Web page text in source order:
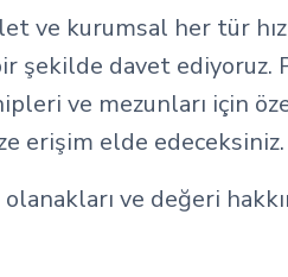
ve kurumsal her tür
şekilde davet ediyoruz.
ve mezunları için
erişim elde edeceksiniz.
ve değeri